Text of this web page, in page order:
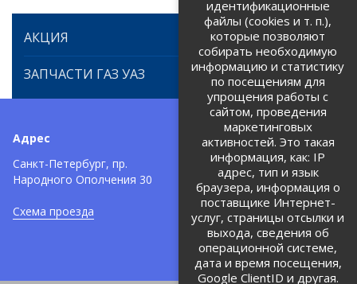
АКЦИЯ
ЗАПЧАСТИ ГАЗ УАЗ
Адрес
Санкт-Петербург, пр.
Народного Ополчения 30
Схема проезда
Телефоны:
+7 (812) 971-42-42
Политика об обработке и
защите персональных данных
Соглашение на обработку
персональных данных
идентификационные
файлы (cookies и т. п.),
которые позволяют
собирать необходимую
информацию и статистику
по посещениям для
упрощения работы с
сайтом, проведения
маркетинговых
активностей. Это такая
информация, как: IP
адрес, тип и язык
браузера, информация о
поставщике Интернет-
услуг, страницы отсылки и
выхода, сведения об
операционной системе,
дата и время посещения,
Google ClientID и другая.